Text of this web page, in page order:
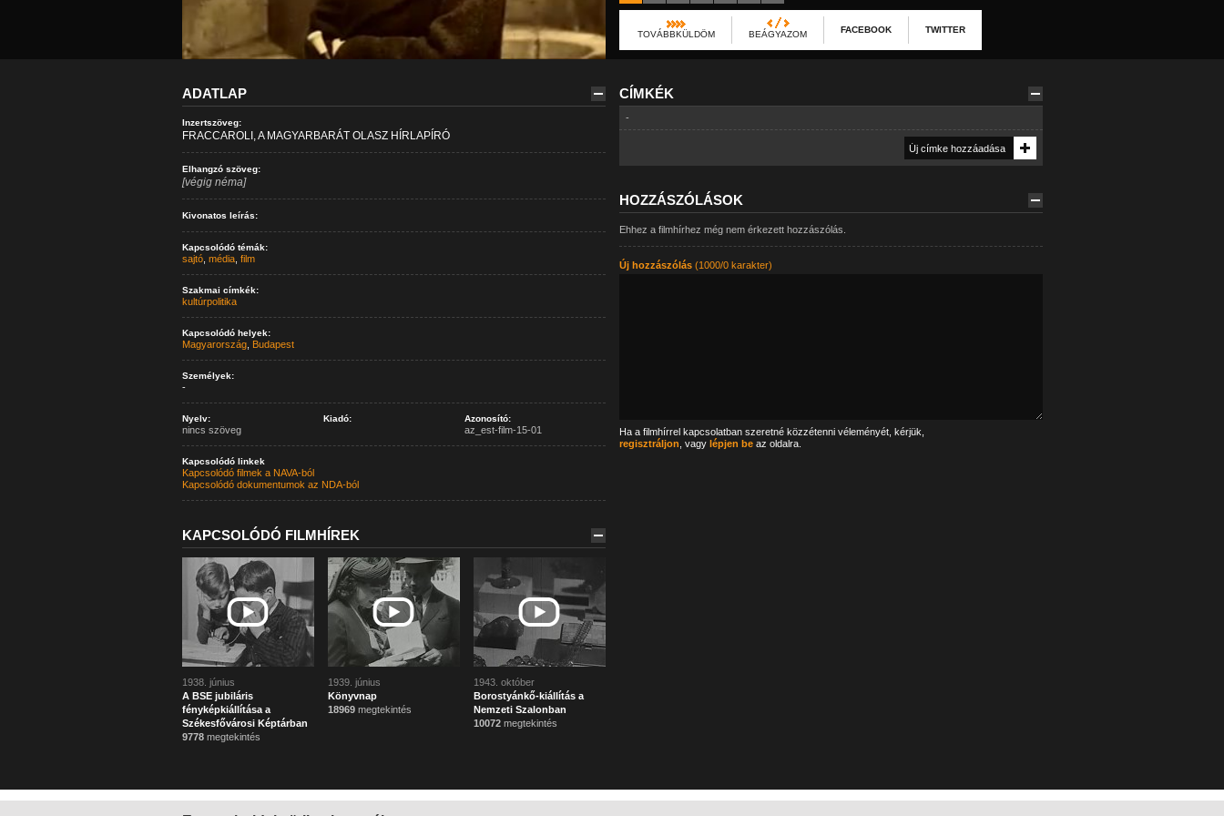
TOVÁBBKÜLDÖM BEÁGYAZOM FACEBOOK TWITTER
ADATLAP
Inzertszöveg:
FRACCAROLI, A MAGYARBARÁT OLASZ HÍRLAPÍRÓ
Elhangzó szöveg:
[végig néma]
Kivonatos leírás:
Kapcsolódó témák:
sajtó, média, film
Szakmai címkék:
kultúrpolitika
Kapcsolódó helyek:
Magyarország, Budapest
Személyek:
-
Nyelv:
nincs szöveg
Kiadó: Azonosító:
az_est-film-15-01
Kapcsolódó linkek
Kapcsolódó filmek a NAVA-ból
Kapcsolódó dokumentumok az NDA-ból
KAPCSOLÓDÓ FILMHÍREK
1938. június
A BSE jubiláris
fényképkiállítása a
Székesfővárosi Képtárban
9778megtekintés
1939. június
Könyvnap
18969megtekintés
1943. október
Borostyánkő-kiállítás a
Nemzeti Szalonban
10072megtekintés
CÍMKÉK
-
HOZZÁSZÓLÁSOK
Ehhez a filmhírhez még nem érkezett hozzászólás.
Új hozzászólás(1000/0 karakter)
Ha a filmhírrel kapcsolatban szeretné közzétenni véleményét, kérjük,
regisztráljon , vagy lépjen beaz oldalra.